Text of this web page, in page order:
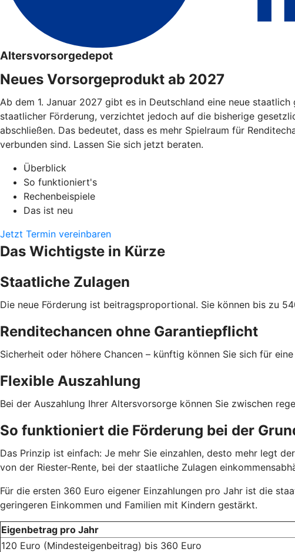
Altersvorsorgedepot
Neues Vorsorgeprodukt ab 2027
Ab dem 1. Januar 2027 gibt es in Deutschland eine neue
staatlicher Förderung, verzichtet jedoch auf die bisherige
abschließen. Das bedeutet, dass es mehr Spielraum für
verbunden sind. Lassen Sie sich jetzt beraten.
Überblick
So funktioniert's
Rechenbeispiele
Das ist neu
Jetzt Termin vereinbaren
Das Wichtigste in Kürze
Staatliche Zulagen
Die neue Förderung ist beitragsproportional. Sie können bis zu
Renditechancen ohne Garantiepflicht
Sicherheit oder höhere Chancen – künftig können Sie sich für
Flexible Auszahlung
Bei der Auszahlung Ihrer Altersvorsorge können Sie zwischen
So funktioniert die Förderung bei der
Das Prinzip ist einfach: Je mehr Sie einzahlen, desto mehr legt
von der Riester-Rente, bei der staatliche Zulagen
Für die ersten 360 Euro eigener Einzahlungen pro Jahr ist die
geringeren Einkommen und Familien mit Kindern gestärkt.
Eigenbetrag pro Jahr
120 Euro (Mindesteigenbeitrag) bis 360 Euro